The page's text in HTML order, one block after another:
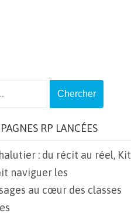
RP LANCÉES
: du récit au réel, Kit
naviguer les
au cœur des classes